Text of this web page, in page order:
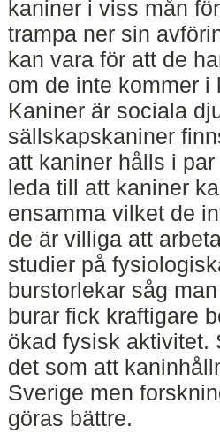
kaniner i viss mån
trampa ner sin
kan vara för att de
om de inte kommer
Kaniner är sociala
sällskapskaniner
att kaniner hålls i
leda till att kaniner
ensamma vilket de
de är villiga att
studier på
burstorlekar såg
burar fick kraftigare
ökad fysisk aktivitet.
det som att
Sverige men
göras bättre.